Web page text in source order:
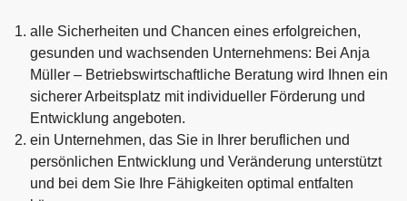
alle Sicherheiten und Chancen eines erfolgreichen,
gesunden und wachsenden Unternehmens: Bei Anja
Müller – Betriebswirtschaftliche Beratung wird Ihnen ein
sicherer Arbeitsplatz mit individueller Förderung und
Entwicklung angeboten.
ein Unternehmen, das Sie in Ihrer beruflichen und
persönlichen Entwicklung und Veränderung unterstützt
und bei dem Sie Ihre Fähigkeiten optimal entfalten